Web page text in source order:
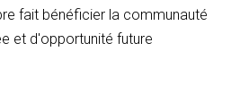
fait bénéficier la communauté
et d'opportunité future